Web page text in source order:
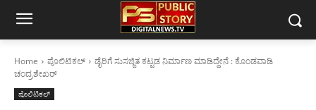
Home ಪೊಲಿಟಿಕಲ್
ಡೈರಿಗೆ ಸುಸಜ್ಜಿತ ಕಟ್ಟಡ ನಿರ್ಮಾಣ ಮಾಡಿದ್ದೇನೆ : ಕೊಂಡವಾಡಿ
ಚಂದ್ರಶೇಖರ್
ಪೊಲಿಟಿಕಲ್